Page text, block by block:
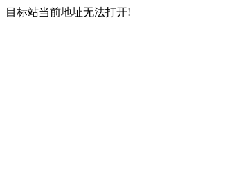
目标站当前地址无法打开!